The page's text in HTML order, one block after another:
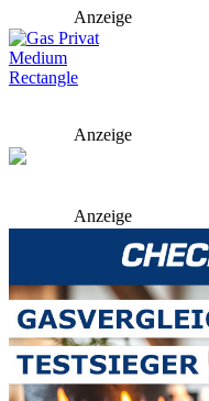
Anzeige
Anzeige
Anzeige